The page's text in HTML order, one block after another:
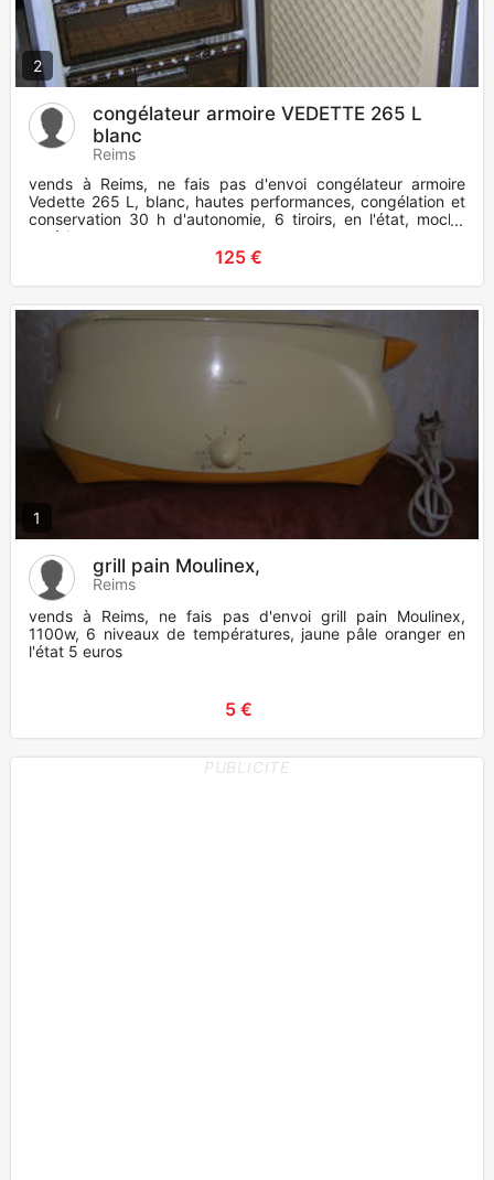
2
congélateur armoire VEDETTE 265 L
blanc
Reims
vends à Reims, ne fais pas d'envoi congélateur armoire
Vedette 265 L, blanc, hautes performances, congélation et
conservation 30 h d'autonomie, 6 tiroirs, en l'état, moche
extérie
125 €
1
grill pain Moulinex,
Reims
vends à Reims, ne fais pas d'envoi grill pain Moulinex,
1100w, 6 niveaux de températures, jaune pâle oranger en
l'état 5 euros
5 €
PUBLICITE